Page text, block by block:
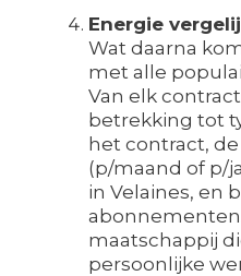
Energie
Wat daarna
met alle
Van elk
betrekking tot
het contract,
(p/maand of p/
in Velaines, en
maatschappij
persoonlijke